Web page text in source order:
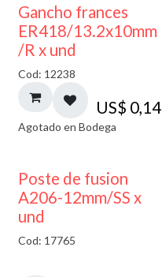
AGOTADO
Gancho frances
ER418/13.2x10mm
/R x und
Cod: 12238
US$ 0,14
Agotado en Bodega
Poste de fusion
A206-12mm/SS x
und
Cod: 17765